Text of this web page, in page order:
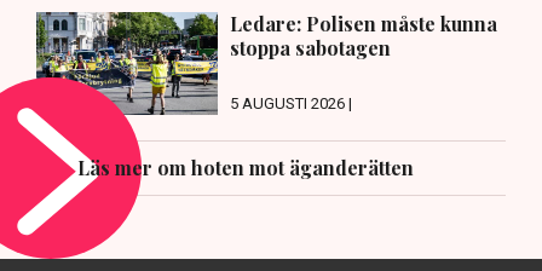
Ledare: Polisen måste kunna
stoppa sabotagen
5 AUGUSTI 2026 |
Läs mer om hoten mot äganderätten